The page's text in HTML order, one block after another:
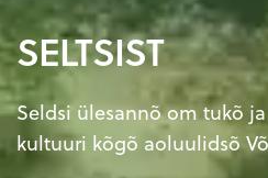
SELTSIST
Seldsi ülesannõ om tukõ
kultuuri kõgõ aoluulidsõ